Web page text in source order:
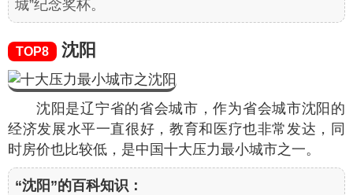
城”纪念奖杯。
TOP8 沈阳
沈阳是辽宁省的省会城市，作为省会城市沈阳的
经济发展水平一直很好，教育和医疗也非常发达，同
时房价也比较低，是中国十大压力最小城市之一。
“沈阳”的百科知识：